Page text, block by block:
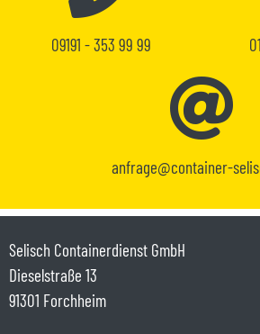
09191 - 353 99 99
anfrage@container-
Selisch Containerdienst GmbH
Dieselstraße 13
91301 Forchheim